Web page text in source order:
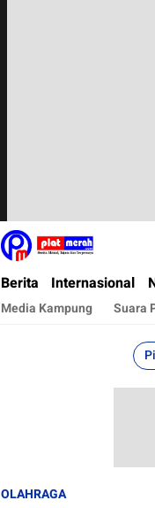
Plat Merah
Berita Terkini, Akurat,
Berita Internasional
Media Kampung Suara
OLAHRAGA